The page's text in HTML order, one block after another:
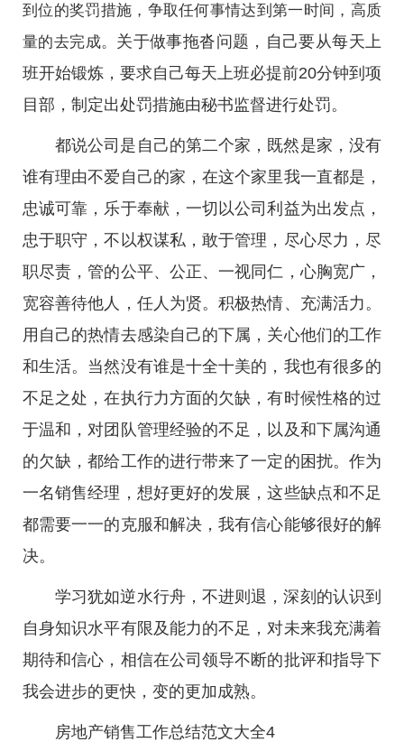
到位的奖罚措施，争取任何事情达到第一时间，高质
量的去完成。 关于做事拖沓问题，自己要从每天上
班开始锻炼，要求自己每天上班必提前20分钟到项
目部，制定出处罚措施由秘书监督进行处罚。
都说公司是自己的第二个家，既然是家，没有
谁有理由不爱自己的家，在这个家里我一直都是，
忠诚可靠，乐于奉献，一切以公司利益为出发点，
忠于职守，不以权谋私，敢于管理，尽心尽力，尽
职尽责，管的公平、公正、一视同仁，心胸宽广，
宽容善待他人，任人为贤。积极热情、充满活力。
用自己的热情去感染自己的下属，关心他们的工作
和生活。当然没有谁是十全十美的，我也有很多的
不足之处，在执行力方面的欠缺，有时候性格的过
于温和，对团队管理经验的不足，以及和下属沟通
的欠缺，都给工作的进行带来了一定的困扰。作为
一名销售经理，想好更好的发展，这些缺点和不足
都需要一一的克服和解决，我有信心能够很好的解
决。
学习犹如逆水行舟，不进则退，深刻的认识到
自身知识水平有限及能力的不足，对未来我充满着
期待和信心，相信在公司领导不断的批评和指导下
我会进步的更快，变的更加成熟。
房地产销售工作总结范文大全4